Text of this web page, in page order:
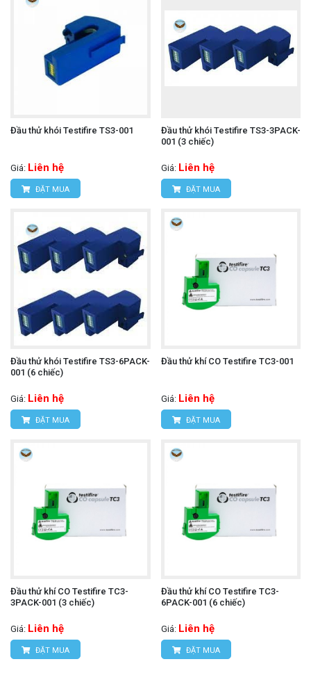
Đầu thử khói Testifire TS3-001
Giá: Liên hệ
ĐẶT MUA
Đầu thử khói Testifire TS3-3PACK-
001 (3 chiếc)
Giá: Liên hệ
ĐẶT MUA
Đầu thử khói Testifire TS3-6PACK-
001 (6 chiếc)
Giá: Liên hệ
ĐẶT MUA
Đầu thử khí CO Testifire TC3-001
Giá: Liên hệ
ĐẶT MUA
Đầu thử khí CO Testifire TC3-
3PACK-001 (3 chiếc)
Giá: Liên hệ
ĐẶT MUA
Đầu thử khí CO Testifire TC3-
6PACK-001 (6 chiếc)
Giá: Liên hệ
ĐẶT MUA